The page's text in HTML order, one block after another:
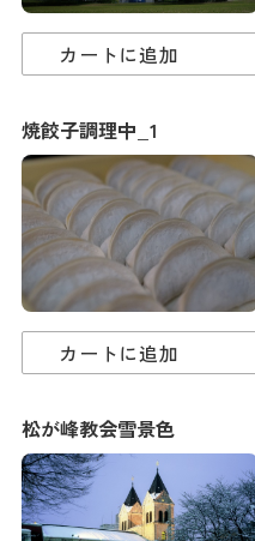
カートに追加
焼餃子調理中_1
カートに追加
松が峰教会雪景色